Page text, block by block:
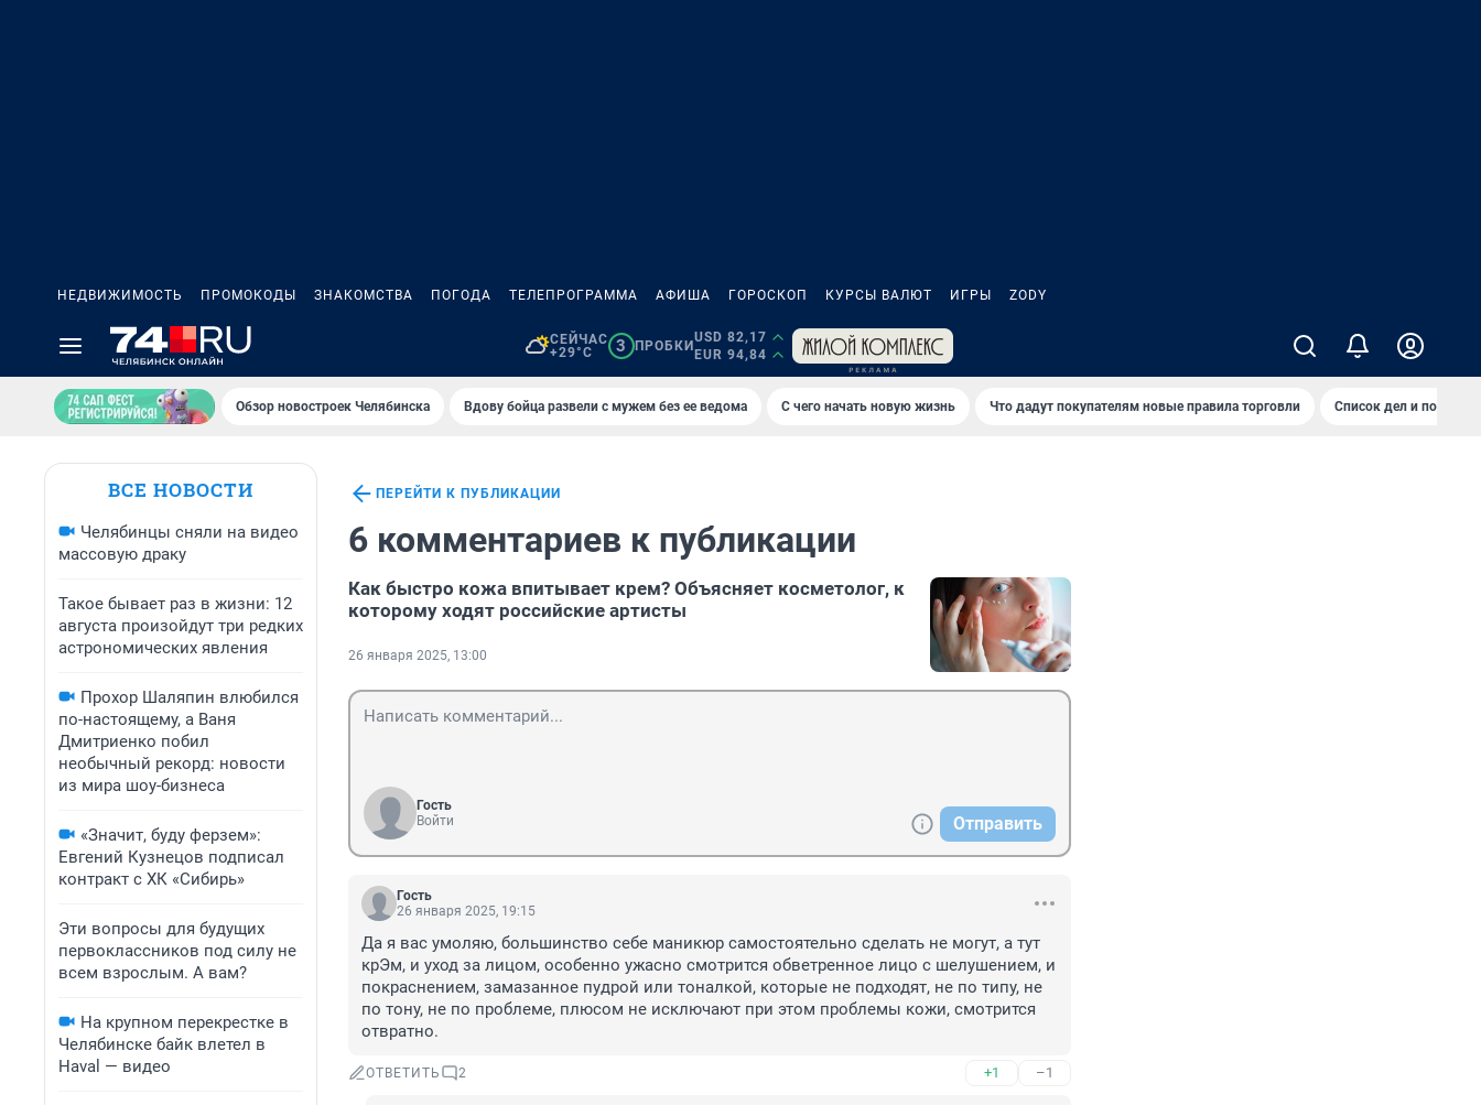
НЕДВИЖИМОСТЬ ПРОМОКОДЫ ЗНАКОМСТВА ПОГОДА ТЕЛЕПРОГРАММА АФИША ГОРОСКОП КУРСЫ ВАЛЮТ ИГРЫ ZODY
СЕЙЧАС
+29°C
3 ПРОБКИ
USD 82,17
EUR 94,84
Обзор новостроек Челябинска Вдову бойца развели с мужем без ее ведома С чего начать новую жизнь Что дадут покупателям новые правила торговли Список дел и покупок
ВСЕ НОВОСТИ
Челябинцы сняли на видео
массовую драку
Такое бывает раз в жизни: 12
августа произойдут три редких
астрономических явления
Прохор Шаляпин влюбился
по-настоящему, а Ваня
Дмитриенко побил
необычный рекорд: новости
из мира шоу-бизнеса
«Значит, буду ферзем»:
Евгений Кузнецов подписал
контракт с ХК «Сибирь»
Эти вопросы для будущих
первоклассников под силу не
всем взрослым. А вам?
На крупном перекрестке в
Челябинске байк влетел в
Haval — видео
ПЕРЕЙТИ К ПУБЛИКАЦИИ
6 комментариев к публикации
Как быстро кожа впитывает крем? Объясняет косметолог, к
которому ходят российские артисты
26 января 2025, 13:00
Гость
Войти
Отправить
Гость
26 января 2025, 19:15
Да я вас умоляю, большинство себе маникюр самостоятельно сделать не могут, а тут
крЭм, и уход за лицом, особенно ужасно смотрится обветренное лицо с шелушением, и
покраснением, замазанное пудрой или тоналкой, которые не подходят, не по типу, не
по тону, не по проблеме, плюсом не исключают при этом проблемы кожи, смотрится
отвратно.
ОТВЕТИТЬ 2 +1 –1